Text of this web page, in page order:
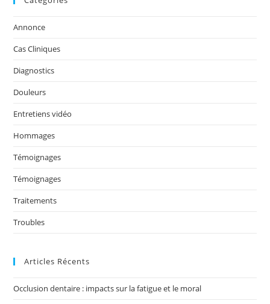
e
b
o
o
k
er
Annonce
Cas Cliniques
Diagnostics
Douleurs
Entretiens vidéo
Hommages
Témoignages
Témoignages
Traitements
Troubles
Articles Récents
Occlusion dentaire : impacts sur la fatigue et le moral